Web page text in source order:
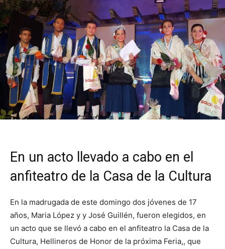
En un acto llevado a cabo en el
anfiteatro de la Casa de la Cultura
En la madrugada de este domingo dos jóvenes de 17
años, Maria López y y José Guillén, fueron elegidos, en
un acto que se llevó a cabo en el anfiteatro la Casa de la
Cultura, Hellineros de Honor de la próxima Feria,, que